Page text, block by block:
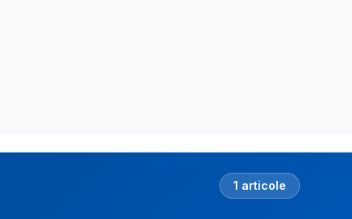
1 articole